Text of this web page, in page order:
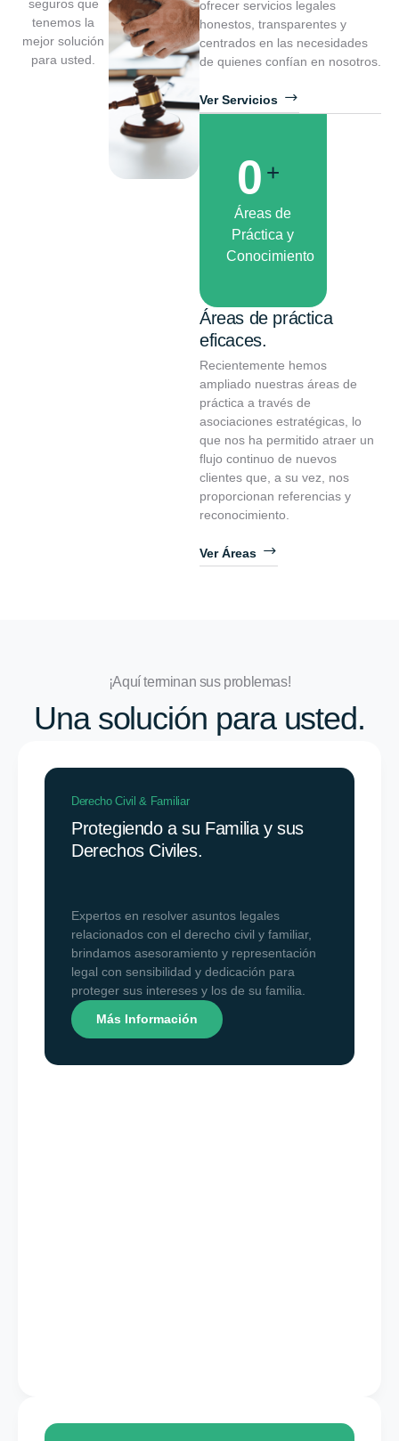
ofrecer servicios legales
honestos, transparentes y
centrados en las necesidades
de quienes confían en nosotros.
Ver Servicios
Áreas de práctica
eficaces.
Recientemente hemos
ampliado nuestras áreas de
práctica a través de
asociaciones estratégicas, lo
que nos ha permitido atraer un
flujo continuo de nuevos
clientes que, a su vez, nos
proporcionan referencias y
reconocimiento.
Ver Áreas
0 +
Áreas de
Práctica y
Conocimiento
seguros que
tenemos la
mejor solución
para usted.
¡Aquí terminan sus problemas!
Una solución para usted.
Derecho Civil & Familiar
Protegiendo a su Familia y sus
Derechos Civiles.
Expertos en resolver asuntos legales
relacionados con el derecho civil y familiar,
brindamos asesoramiento y representación
legal con sensibilidad y dedicación para
proteger sus intereses y los de su familia.
Más Información